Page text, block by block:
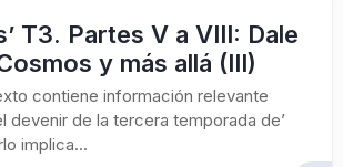
T3. Partes V a VIII: Dale
y más allá (III)
contiene información relevante
devenir de la tercera temporada de’
implica...